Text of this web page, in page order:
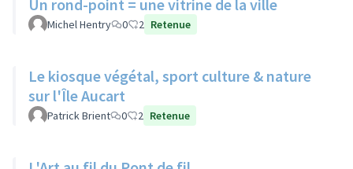
Un rond-point = une vitrine de la ville
Michel Hentry 0 2 Retenue
Le kiosque végétal, sport culture & nature
sur l'Île Aucart
Patrick Brient 0 2 Retenue